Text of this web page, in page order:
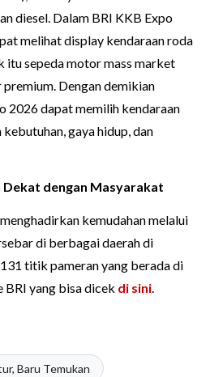
diesel. Dalam BRI KKB Expo
melihat display kendaraan roda
sepeda motor mass market
Dengan demikian
2026 dapat memilih kendaraan
gaya hidup, dan
dengan Masyarakat
kemudahan melalui
di berbagai daerah di
titik pameran yang berada di
yang bisa dicek di sini.
Baru Temukan